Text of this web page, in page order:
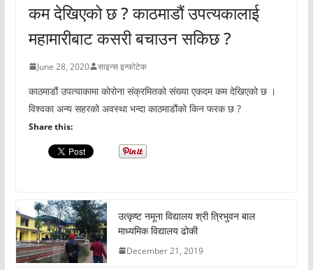
कम देखिएको छ ? काठमाडौं उपत्यकालाई
महामारीबाट कसरी बचाउन सकिछ ?
June 28, 2020 साइन्स इन्फोटेक
काठमाडौं उपत्याकामा कोरोना संक्रमितको संख्या एकदम कम देखिएको छ ।
विश्वका अन्य सहरको अवस्था भन्दा काठमाडौंको किन फरक छ ?
Share this:
उत्कृष्ट नमूना विद्यालय श्री त्रिभुवन बाल
माध्यमिक विद्यालय ढोकी
December 21, 2019